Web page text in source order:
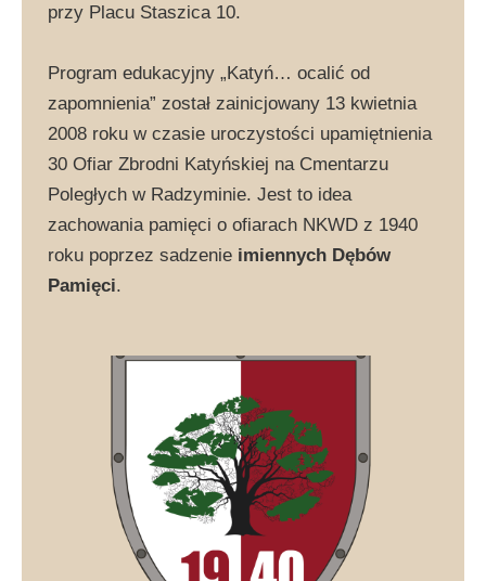
przy Placu Staszica 10.
Program edukacyjny „Katyń… ocalić od
zapomnienia” został zainicjowany 13 kwietnia
2008 roku w czasie uroczystości upamiętnienia
30 Ofiar Zbrodni Katyńskiej na Cmentarzu
Poległych w Radzyminie. Jest to idea
zachowania pamięci o ofiarach NKWD z 1940
roku poprzez sadzenie imiennych Dębów
Pamięci.